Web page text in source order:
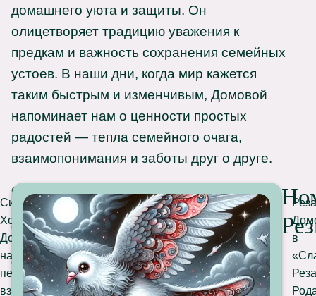
домашнего уюта и защиты. Он
олицетворяет традицию уважения к
предкам и важность сохранения семейных
устоев. В наши дни, когда мир кажется
таким быстрым и изменчивым, Домовой
напоминает нам о ценности простых
радостей — тепла семейного очага,
взаимопонимания и заботы друг о друге.
Символ
Хозяина
Домового,
на
первый
взгляд,
О
е
р
е
г
Реза
в